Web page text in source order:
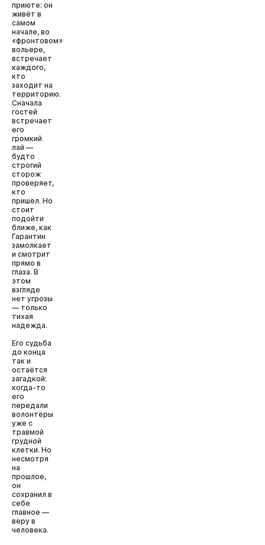
приюте: он
живёт в
самом
начале, во
«фронтовом»
вольере,
встречает
каждого,
кто
заходит на
территорию.
Сначала
гостей
встречает
его
громкий
лай —
будто
строгий
сторож
проверяет,
кто
пришёл. Но
стоит
подойти
ближе, как
Гарантин
замолкает
и смотрит
прямо в
глаза. В
этом
взгляде
нет угрозы
— только
тихая
надежда.
Его судьба
до конца
так и
остаётся
загадкой:
когда-то
его
передали
волонтёры
уже с
травмой
грудной
клетки. Но
несмотря
на
прошлое,
он
сохранил в
себе
главное —
веру в
человека.